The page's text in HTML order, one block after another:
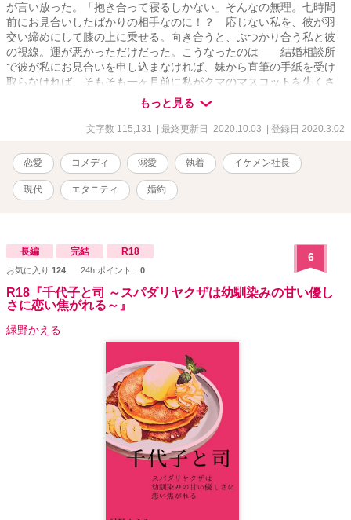
が言い放った。「抱き合って寝るしかない」そんなの無理。七時間
前にお見合いしたばかりの相手なのに！？ 応じない私を、彼が羽
交い締めにして膝の上に乗せる。向き合うと、ぶつかり合う私と彼
の視線。運が悪かっただけだった。こうなったのは――結婚相談所
で彼が私にお見合いを申し込まなければ、妹から直筆の手紙を受け
取らなければ、そもそも一ヶ月前に私がクマのマスコットを失くさ
なければ――こんなことにならなかった。彼の腕が、私を引き寄せ
る。私は彼の胸に顔を埋めた……
もっと見る
文字数 115,131 | 最終更新日 2020.10.03 | 登録日 2020.3.02
恋愛 コメディ 溺愛 執着 イケメン社長
現代 エタニティ 婚約
長編 完結 R18
お気に入り:124 24h.ポイント： 0
6
R18『千代子と司 ～スパダリヤクザは幼馴染みの甘い優し
さに恋い焦がれる～』
緑野かえる